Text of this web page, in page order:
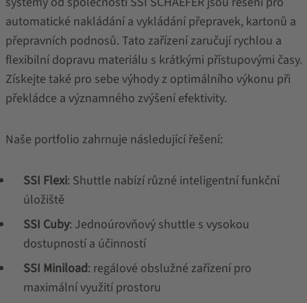
automatické nakládání a vykládání přepravek, kartonů a
přepravních podnosů. Tato zařízení zaručují rychlou a
flexibilní dopravu materiálu s krátkými přístupovými časy.
Získejte také pro sebe výhody z optimálního výkonu při
překládce a významného zvýšení efektivity.
Naše portfolio zahrnuje následující řešení:
SSI Flexi: Shuttle nabízí různé inteligentní funkční
úložiště
SSI Cuby: Jednoúrovňový shuttle s vysokou
dostupností a účinností
SSI Miniload: regálové obslužné zařízení pro
maximální využití prostoru